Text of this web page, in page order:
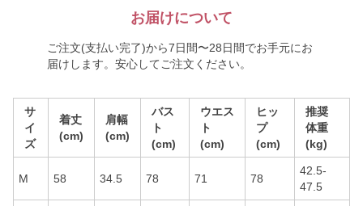
お届けについて
ご注文(支払い完了)から7日間〜28日間でお手元にお
届けします。安心してご注文ください。
サ
イ
ズ
着丈
(cm)
肩幅
(cm)
バス
ト
(cm)
ウエス
ト
(cm)
ヒッ
プ
(cm)
推奨
体重
(kg)
M 58 34.5 78 71 78
42.5-
47.5